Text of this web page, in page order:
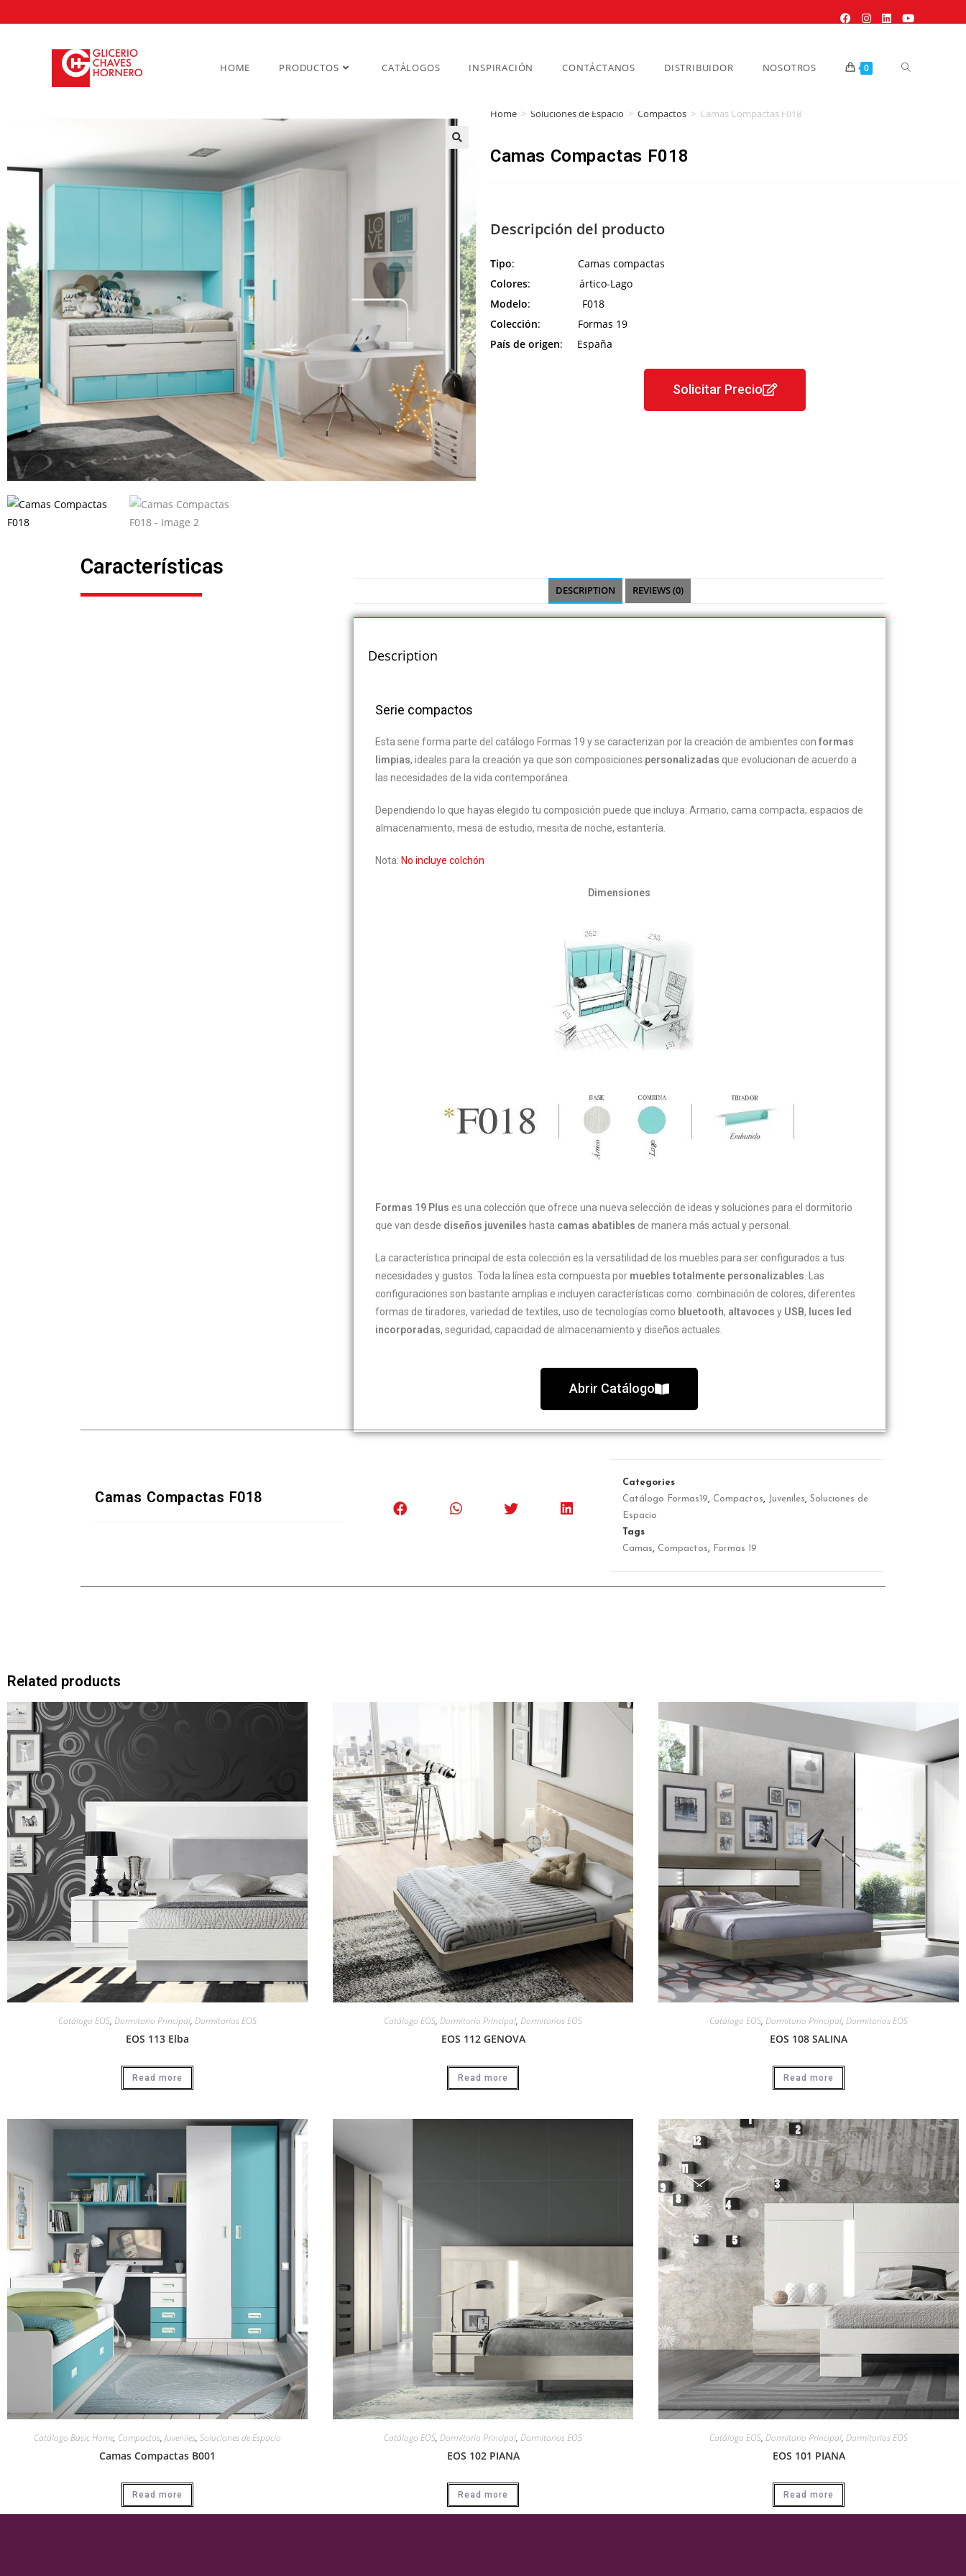
HOME PRODUCTOS CATÁLOGOS INSPIRACIÓN CONTÁCTANOS DISTRIBUIDOR NOSOTROS 0
Home > Soluciones de Espacio > Compactos > Camas Compactas F018
Camas Compactas F018
Descripción del producto
Tipo: Camas compactas
Colores: ártico-Lago
Modelo: F018
Colección: Formas 19
País de origen: España
Solicitar Precio
Características
DESCRIPTION REVIEWS (0)
Description
Serie compactos
Esta serie forma parte del catálogo Formas 19 y se caracterizan por la creación de ambientes con formas
limpias, ideales para la creación ya que son composiciones personalizadas que evolucionan de acuerdo a
las necesidades de la vida contemporánea.
Dependiendo lo que hayas elegido tu composición puede que incluya: Armario, cama compacta, espacios de
almacenamiento, mesa de estudio, mesita de noche, estantería.
Nota: No incluye colchón
Dimensiones
Formas 19 Plus es una colección que ofrece una nueva selección de ideas y soluciones para el dormitorio
que van desde diseños juveniles hasta camas abatibles de manera más actual y personal.
La característica principal de esta colección es la versatilidad de los muebles para ser configurados a tus
necesidades y gustos. Toda la línea esta compuesta por muebles totalmente personalizables. Las
configuraciones son bastante amplias e incluyen características como: combinación de colores, diferentes
formas de tiradores, variedad de textiles, uso de tecnologías como bluetooth, altavoces y USB, luces led
incorporadas, seguridad, capacidad de almacenamiento y diseños actuales.
Abrir Catálogo
Camas Compactas F018
Categories
Catálogo Formas19, Compactos, Juveniles,Soluciones de
Espacio
Tags
Camas, Compactos, Formas 19
Related products
Catálogo EOS, Dormitorio Principal, Dormitorios EOS
EOS 113 Elba
Read more
Catálogo EOS, Dormitorio Principal, Dormitorios EOS
EOS 112 GENOVA
Read more
Catálogo EOS, Dormitorio Principal, Dormitorios EOS
EOS 108 SALINA
Read more
Catálogo Basic Home, Compactos, Juveniles, Soluciones de Espacio
Camas Compactas B001
Read more
Catálogo EOS, Dormitorio Principal, Dormitorios EOS
EOS 102 PIANA
Read more
Catálogo EOS, Dormitorio Principal, Dormitorios EOS
EOS 101 PIANA
Read more